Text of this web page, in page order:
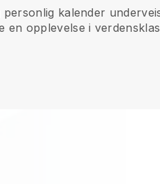
kalender
opplevelse i